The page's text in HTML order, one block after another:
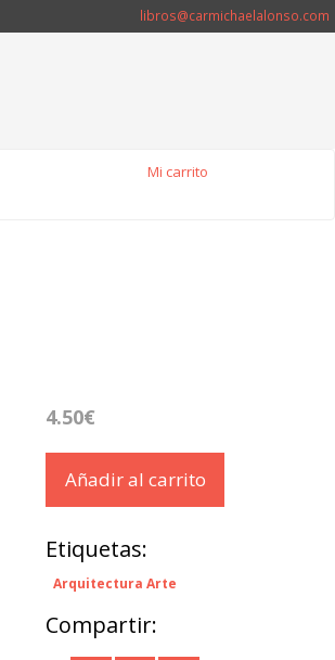
libros@carmichaelalonso.com
Mi carrito
4.50€
Añadir al carrito
Etiquetas:
Arquitectura Arte
Compartir: